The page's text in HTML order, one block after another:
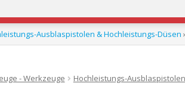
Ausblaspistolen & Hochleistungs-Düsen
- Werkzeuge Hochleistungs-